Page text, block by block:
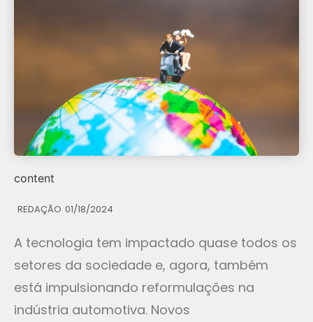
content
REDAÇÃO 01/18/2024
A tecnologia tem impactado quase todos os
setores da sociedade e, agora, também
está impulsionando reformulações na
indústria automotiva. Novos